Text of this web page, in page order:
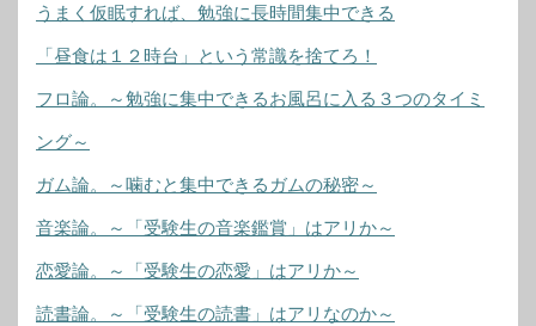
うまく仮眠すれば、勉強に長時間集中できる
「昼食は１２時台」という常識を捨てろ！
フロ論。～勉強に集中できるお風呂に入る３つのタイミ
ング～
ガム論。～噛むと集中できるガムの秘密～
音楽論。～「受験生の音楽鑑賞」はアリか～
恋愛論。～「受験生の恋愛」はアリか～
読書論。～「受験生の読書」はアリなのか～